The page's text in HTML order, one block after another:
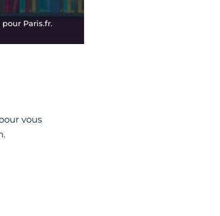
Paris.fr.
vous